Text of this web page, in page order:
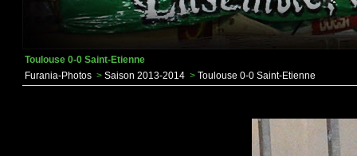
Toulouse 0-0 Saint-Etienne
Furania-Photos > Saison 2013-2014 > Toulouse 0-0 Saint-Etienne